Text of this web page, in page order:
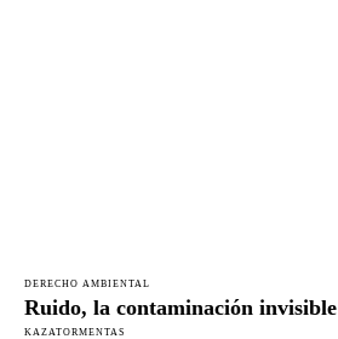
DERECHO AMBIENTAL
Ruido, la contaminación invisible
KAZATORMENTAS